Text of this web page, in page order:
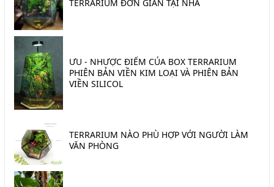
TERRARIUM ĐƠN GIẢN TẠI NHÀ
ƯU - NHƯỢC ĐIỂM CỦA BOX TERRARIUM
PHIÊN BẢN VIỀN KIM LOẠI VÀ PHIÊN BẢN
VIỀN SILICOL
TERRARIUM NÀO PHÙ HỢP VỚI NGƯỜI LÀM
VĂN PHÒNG